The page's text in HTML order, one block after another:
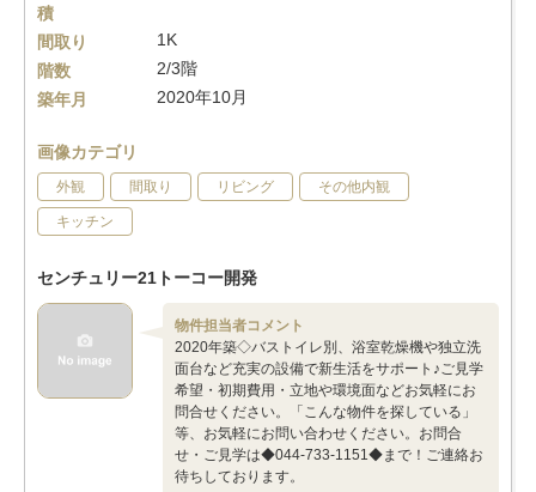
積
間取り
1K
階数
2/3階
築年月
2020年10月
画像カテゴリ
外観 間取り リビング その他内観
キッチン
センチュリー21トーコー開発
物件担当者コメント
2020年築◇バストイレ別、浴室乾燥機や独立洗
面台など充実の設備で新生活をサポート♪ご見学
希望・初期費用・立地や環境面などお気軽にお
問合せください。「こんな物件を探している」
等、お気軽にお問い合わせください。お問合
せ・ご見学は◆044-733-1151◆まで！ご連絡お
待ちしております。